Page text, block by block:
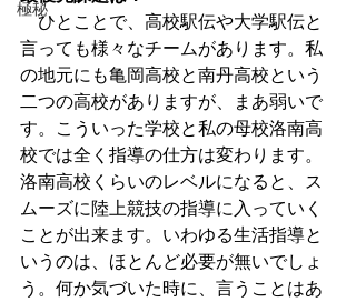
極秘
ひとことで、高校駅伝や大学駅伝と
言っても様々なチームがあります。私
の地元にも亀岡高校と南丹高校という
二つの高校がありますが、まあ弱いで
す。こういった学校と私の母校洛南高
校では全く指導の仕方は変わります。
洛南高校くらいのレベルになると、ス
ムーズに陸上競技の指導に入っていく
ことが出来ます。いわゆる生活指導と
いうのは、ほとんど必要が無いでしょ
う。何か気づいた時に、言うことはあ